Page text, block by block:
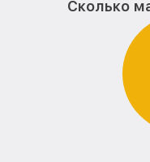
Сколько